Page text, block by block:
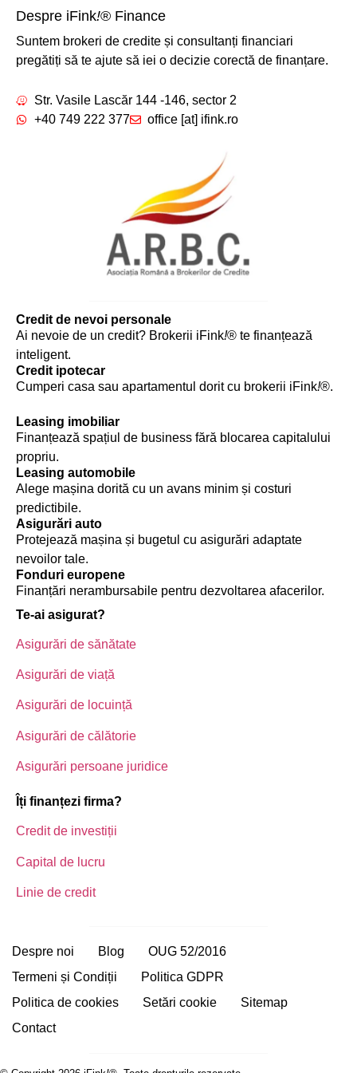
Despre iFink!® Finance
Suntem brokeri de credite și consultanți financiari
pregătiți să te ajute să iei o decizie corectă de finanțare.
Str. Vasile Lascăr 144 -146, sector 2
+40 749 222 377
office [at] ifink.ro
Credit de nevoi personale
Ai nevoie de un credit? Brokerii iFink!® te finanțează
inteligent.
Credit ipotecar​
Cumperi casa sau apartamentul dorit cu brokerii iFink!®.
​Leasing imobiliar
Finanțează spațiul de business fără blocarea capitalului
propriu.
​Leasing automobile
Alege mașina dorită cu un avans minim și costuri
predictibile.
Asigurări auto
Protejează mașina și bugetul cu asigurări adaptate
nevoilor tale.
Fonduri europene
Finanțări nerambursabile pentru dezvoltarea afacerilor.
Te-ai asigurat?
Asigurări de sănătate
Asigurări de viață
Asigurări de locuință
Asigurări de călătorie
Asigurări persoane juridice
Îți finanțezi firma?
Credit de investiții
Capital de lucru
Linie de credit
Despre noi Blog
OUG 52/2016
Termeni și Condiții
Politica GDPR
Politica de cookies
Setări cookie
Sitemap
Contact